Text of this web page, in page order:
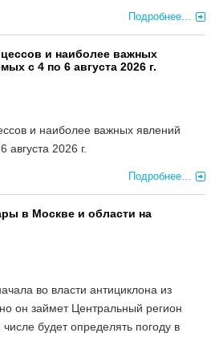
Подробнее...
и наиболее важных
с 4 по 6 августа 2026 г.
и наиболее важных явлений
2026 г.
Подробнее...
в Москве и области на
во власти антициклона из
он займет Центральный регион
будет определять погоду в